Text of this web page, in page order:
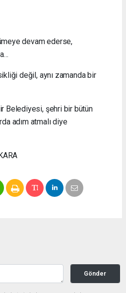
devam ederse,
değil, aynı zamanda bir
Belediyesi, şehri bir bütün
adım atmalı diye
Gönder